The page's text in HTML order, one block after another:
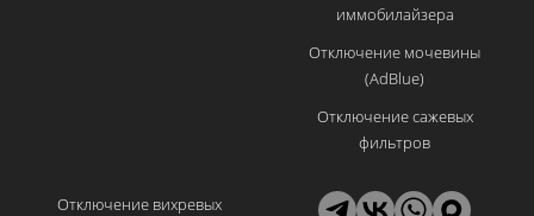
иммобилайзера
Отключение мочевины
(AdBlue)
Отключение сажевых
фильтров
Отключение вихревых